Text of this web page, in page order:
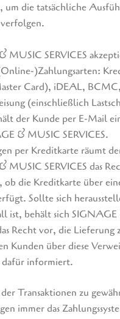
um die tatsächliche
MUSIC SERVICES
)Zahlungsarten:
Card), iDEAL, BCMC,
(einschließlich
der Kunde per E-Mail
& MUSIC SERVICES.
per Kreditkarte räumt
MUSIC SERVICES das
die Kreditkarte über
Sollte sich
ist, behält sich
Recht vor, die Lieferung
Kunden über diese
informiert.
Transaktionen zu
immer das